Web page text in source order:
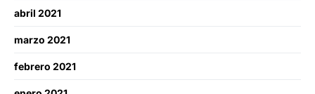
abril 2021
marzo 2021
febrero 2021